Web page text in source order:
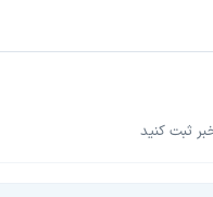
ثبت کنید